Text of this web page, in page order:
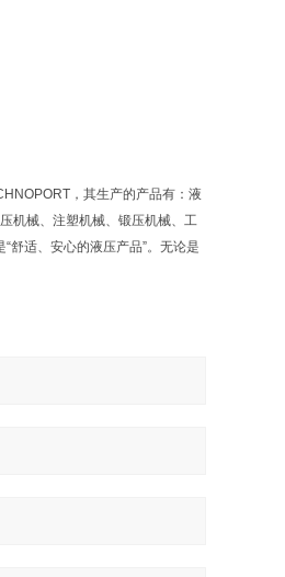
，其生产的产品有：液
机械、注塑机械、锻压机械、工
舒适、安心的液压产品”。无论是